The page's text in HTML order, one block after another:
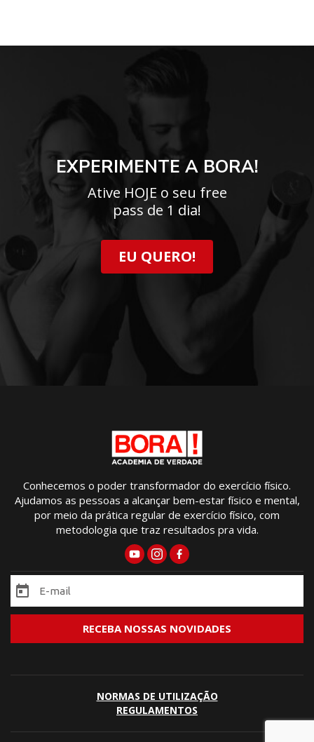
EXPERIMENTE A BORA!
Ative HOJE o seu free
pass de 1 dia!
EU QUERO!
Conhecemos o poder transformador do exercício físico.
Ajudamos as pessoas a alcançar bem-estar físico e mental,
por meio da prática regular de exercício físico, com
metodologia que traz resultados pra vida.
NORMAS DE UTILIZAÇÃO
REGULAMENTOS